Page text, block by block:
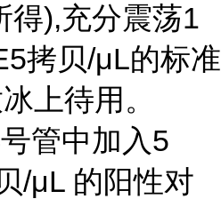
得),充分震荡1
拷贝/μL的标准
上待用。
管中加入5
/μL 的阳性对